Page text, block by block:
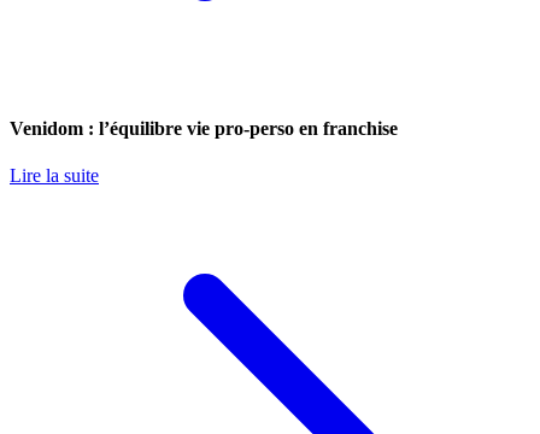
Venidom : l’équilibre vie pro-perso en franchise
Lire la suite